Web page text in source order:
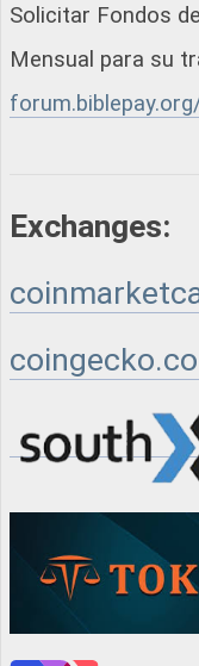
Solicitar Fondos
Mensual para su
Exchanges: